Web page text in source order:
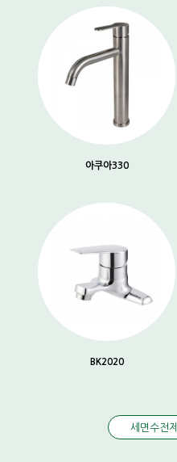
아쿠아330
BK2020
세면수전